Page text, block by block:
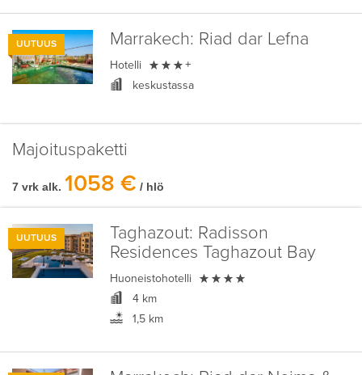
UUTUUS Marrakech: Riad dar Lefna
Hotelli  +
keskustassa
Majoituspaketti
7 vrk alk. 1058 € / hlö
UUTUUS Taghazout: Radisson
Residences Taghazout Bay
Huoneistohotelli 
4 km
1,5 km